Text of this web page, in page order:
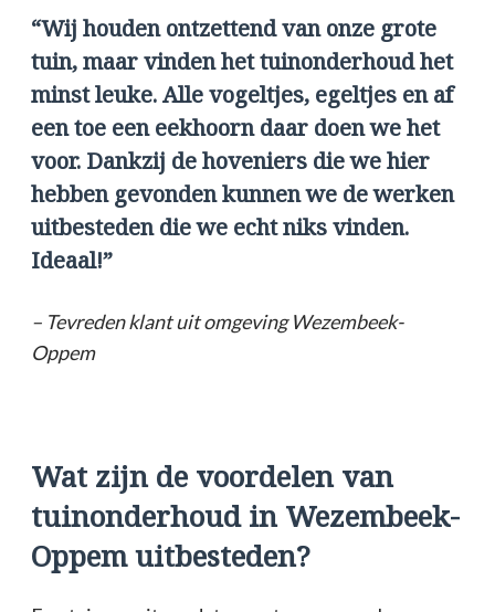
“Wij houden ontzettend van onze grote
tuin, maar vinden het tuinonderhoud het
minst leuke. Alle vogeltjes, egeltjes en af
een toe een eekhoorn daar doen we het
voor. Dankzij de hoveniers die we hier
hebben gevonden kunnen we de werken
uitbesteden die we echt niks vinden.
Ideaal!”
– Tevreden klant uit omgeving Wezembeek-
Oppem
Wat zijn de voordelen van
tuinonderhoud in Wezembeek-
Oppem uitbesteden?